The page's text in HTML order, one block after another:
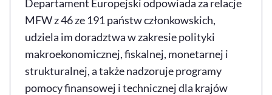
Departament Europejski odpowiada za relacje
MFW z 46 ze 191 państw członkowskich,
udziela im doradztwa w zakresie polityki
makroekonomicznej, fiskalnej, monetarnej i
strukturalnej, a także nadzoruje programy
pomocy finansowej i technicznej dla krajów